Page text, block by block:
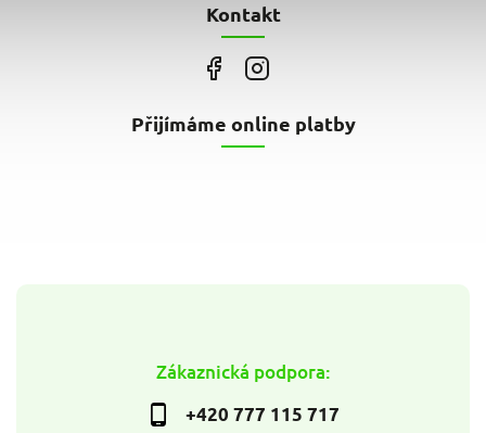
Zákaznická podpora:
+420 777 115 717
Kontakt
Přijímáme online platby